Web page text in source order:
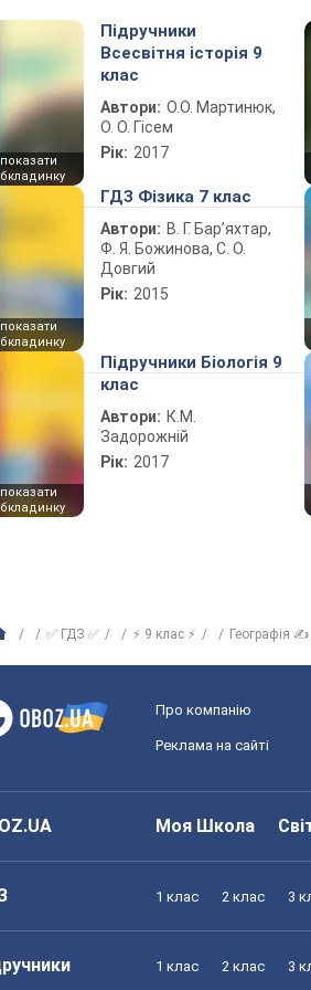
показати
Підручники
Всесвітня історія 9
клас
Автори: О.О. Мартинюк,
О. О. Гісем
Рік: 2017
показати
ГДЗ Фізика 7 клас
Автори: В. Г. Бар’яхтар,
Ф. Я. Божинова, С. О.
Довгий
Рік: 2015
показати
Підручники Біологія 9
клас
Автори: К.М.
Задорожній
Рік: 2017
✅ ГДЗ ✅ ⚡ 9 клас ⚡ Географія ✍
Про компанію
Реклама на сайті
Моя Школа
1 клас 2 клас 3
1 клас 2 клас 3